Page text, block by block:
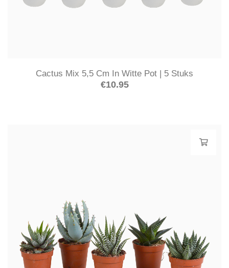
Cactus Mix 5,5 Cm In Witte Pot | 5 Stuks
€10.95